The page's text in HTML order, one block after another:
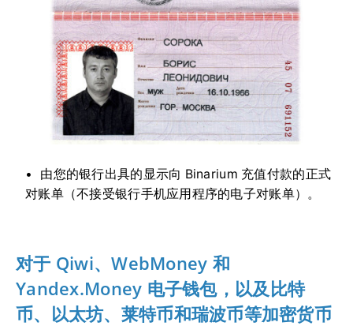
由您的银行出具的显示向 Binarium 充值付款的正式
对账单（不接受银行手机应用程序的电子对账单）。
对于 Qiwi、WebMoney 和
Yandex.Money 电子钱包，以及比特
币、以太坊、莱特币和瑞波币等加密货币